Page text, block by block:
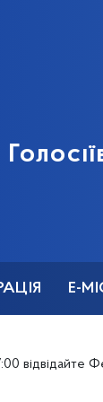
Е-
Фестиваль Громадського